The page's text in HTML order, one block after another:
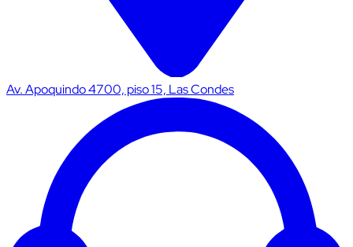
Av. Apoquindo 4700, piso 15, Las Condes